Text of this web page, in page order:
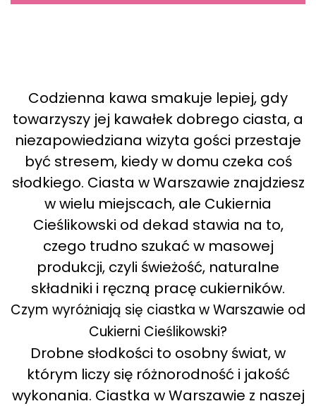
Codzienna kawa smakuje lepiej, gdy
towarzyszy jej kawałek dobrego ciasta, a
niezapowiedziana wizyta gości przestaje
być stresem, kiedy w domu czeka coś
słodkiego. Ciasta w Warszawie znajdziesz
w wielu miejscach, ale Cukiernia
Cieślikowski od dekad stawia na to,
czego trudno szukać w masowej
produkcji, czyli świeżość, naturalne
składniki i ręczną pracę cukierników.
Czym wyróżniają się ciastka w Warszawie od
Cukierni Cieślikowski?
Drobne słodkości to osobny świat, w
którym liczy się różnorodność i jakość
wykonania. Ciastka w Warszawie z naszej